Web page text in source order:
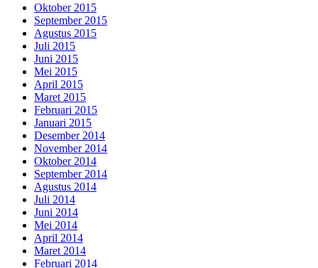
Oktober 2015
September 2015
Agustus 2015
Juli 2015
Juni 2015
Mei 2015
April 2015
Maret 2015
Februari 2015
Januari 2015
Desember 2014
November 2014
Oktober 2014
September 2014
Agustus 2014
Juli 2014
Juni 2014
Mei 2014
April 2014
Maret 2014
Februari 2014